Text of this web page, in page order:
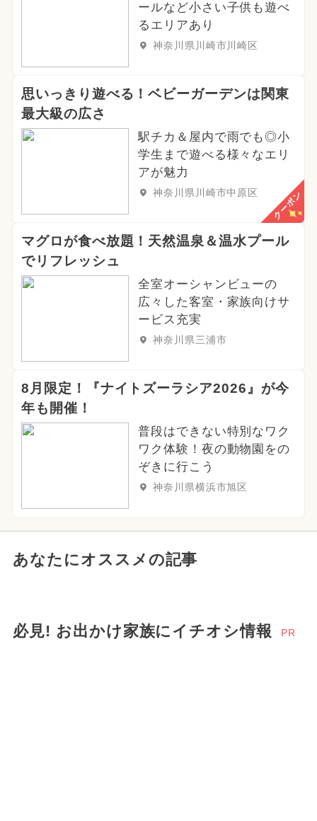
ールなど小さい子供も遊べ
るエリアあり
神奈川県川崎市川崎区
思いっきり遊べる！ベビーガーデンは関東
最大級の広さ
駅チカ＆屋内で雨でも◎小
学生まで遊べる様々なエリ
アが魅力
神奈川県川崎市中原区 クーポン
マグロが食べ放題！天然温泉＆温水プール
でリフレッシュ
全室オーシャンビューの
広々した客室・家族向けサ
ービス充実
神奈川県三浦市
8月限定！『ナイトズーラシア2026』が今
年も開催！
普段はできない特別なワク
ワク体験！夜の動物園をの
ぞきに行こう
神奈川県横浜市旭区
あなたにオススメの記事
必見! お出かけ家族にイチオシ情報 PR